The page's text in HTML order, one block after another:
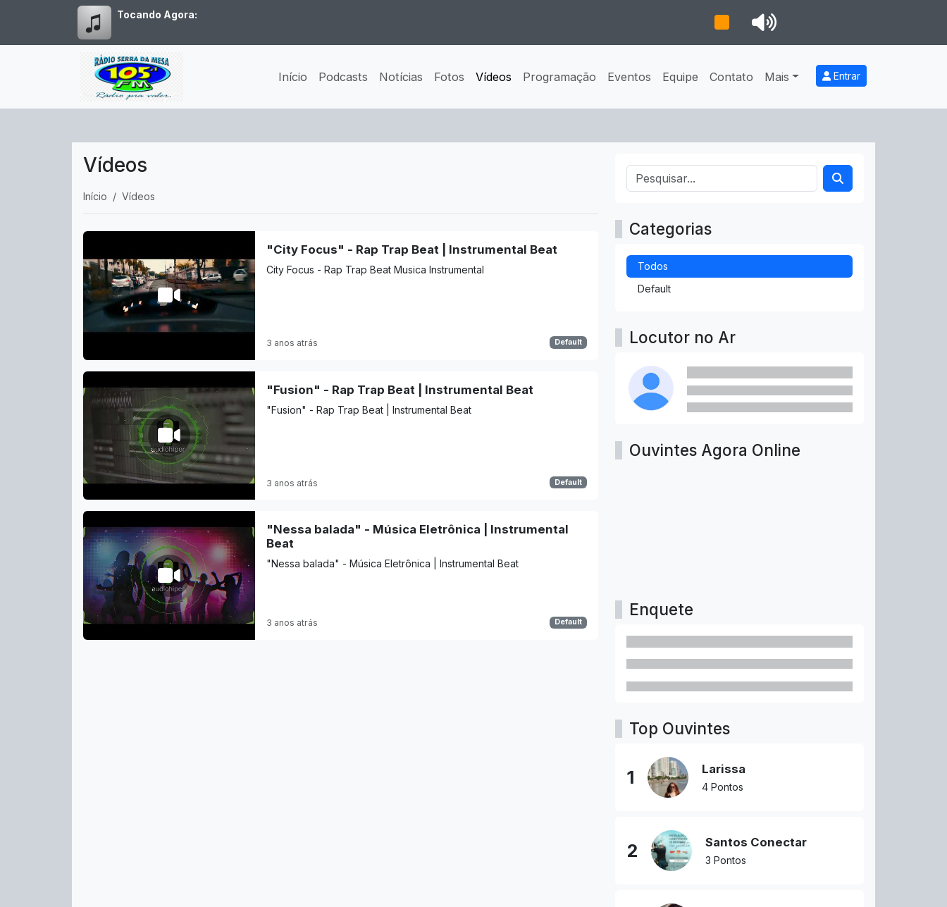
Tocando Agora:
Início Podcasts Notícias Fotos Vídeos Programação Eventos Equipe Contato Mais Entrar
Vídeos
Início Vídeos
"City Focus" - Rap Trap Beat | Instrumental Beat
City Focus - Rap Trap Beat Musica Instrumental
3 anos atrás Default
"Fusion" - Rap Trap Beat | Instrumental Beat
"Fusion" - Rap Trap Beat | Instrumental Beat
3 anos atrás Default
"Nessa balada" - Música Eletrônica | Instrumental
Beat
"Nessa balada" - Música Eletrônica | Instrumental Beat
3 anos atrás Default
Categorias
Todos
Default
Locutor no Ar
Ouvintes Agora Online
Enquete
Top Ouvintes
1 Larissa
4 Pontos
2 Santos Conectar
3 Pontos